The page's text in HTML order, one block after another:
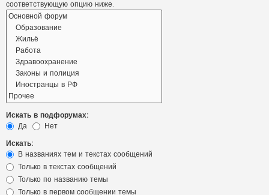
соответствующую опцию ниже.
Искать в подфорумах:
Да
Нет
Искать:
В названиях тем и текстах сообщений
Только в текстах сообщений
Только по названию темы
Только в первом сообщении темы